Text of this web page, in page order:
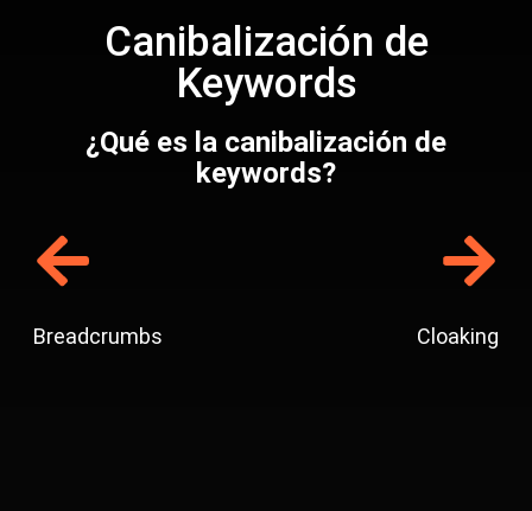
Canibalización de
Keywords
¿Qué es la canibalización de
keywords?
Breadcrumbs Cloaking